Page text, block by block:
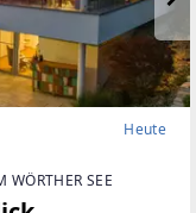
Heute
SEE